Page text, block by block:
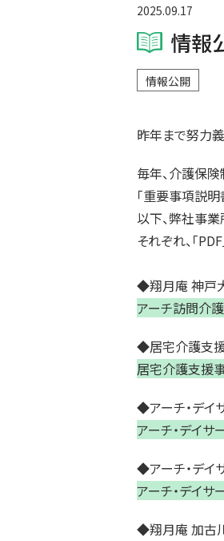
2025.09.17
情報
情報公開
昨年まで努力
毎年、介護保
「重要事項説明
以下、弊社事業
それぞれ、「
◆翔月庵 神戸
アーチ訪問介
◆居宅介護支
居宅介護支援
◆アーチ・デイ
アーチ・デイ
◆アーチ・デイ
アーチ・デイ
◆翔月庵 加古